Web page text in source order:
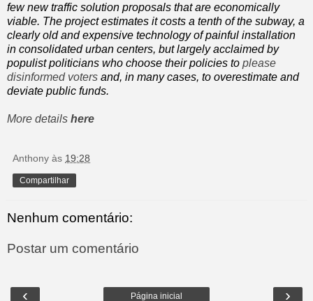
few new traffic solution proposals that are economically
viable. The project estimates it costs a tenth of the subway, a
clearly old and expensive technology of painful installation
in consolidated urban centers, but largely acclaimed by
populist politicians who choose their policies to please
disinformed voters and, in many cases, to overestimate and
deviate public funds.
More details here
Anthony às 19:28
Compartilhar
Nenhum comentário:
Postar um comentário
‹ ›
Página inicial